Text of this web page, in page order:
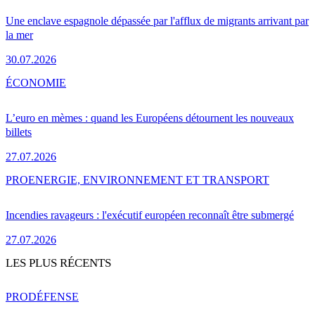
Une enclave espagnole dépassée par l'afflux de migrants arrivant par
la mer
30.07.2026
L’euro en mèmes : quand les Européens détournent les nouveaux
billets
27.07.2026
ÉCONOMIE
Incendies ravageurs : l'exécutif européen reconnaît être submergé
27.07.2026
PROENERGIE, ENVIRONNEMENT ET TRANSPORT
LES PLUS RÉCENTS
PRODÉFENSE